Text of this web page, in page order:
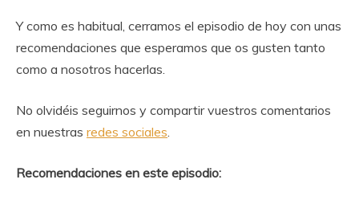
Y como es habitual, cerramos el episodio de hoy con unas
recomendaciones que esperamos que os gusten tanto
como a nosotros hacerlas.
No olvidéis seguirnos y compartir vuestros comentarios
en nuestras redes sociales.
Recomendaciones en este episodio: